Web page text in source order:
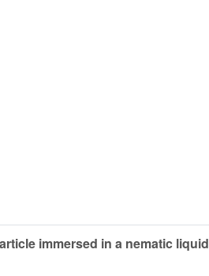
immersed in a nematic liquid